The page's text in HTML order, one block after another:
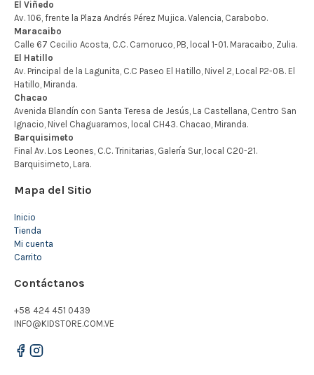
Mapa del Sitio
Inicio
Tienda
Mi cuenta
Carrito
Contáctanos
+58 424 451 0439
INFO@KIDSTORE.COM.VE